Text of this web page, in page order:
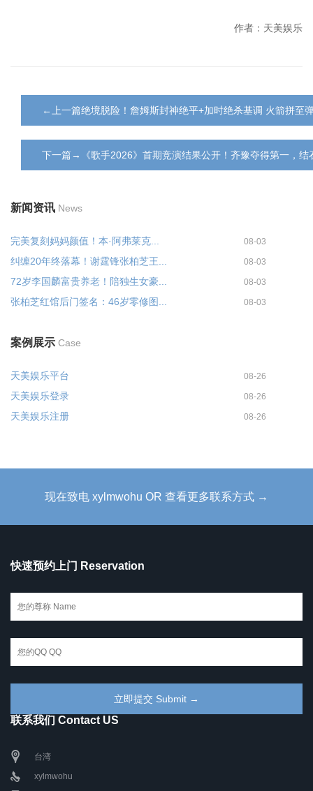
作者：天美娱乐
←上一篇绝境脱险！詹姆斯封神绝平+加时绝杀基调 火箭拼至
下一篇→《歌手2026》首期竞演结果公开！齐豫夺得第一，结
新闻资讯 News
完美复刻妈妈颜值！本·阿弗莱克... 08-03
纠缠20年终落幕！谢霆锋张柏芝王... 08-03
72岁李国麟富贵养老！陪独生女豪... 08-03
张柏芝红馆后门签名：46岁零修图... 08-03
案例展示 Case
天美娱乐平台 08-26
天美娱乐登录 08-26
天美娱乐注册 08-26
现在致电 xylmwohu OR 查看更多联系方式 →
快速预约上门 Reservation
联系我们 Contact US
台湾
xylmwohu